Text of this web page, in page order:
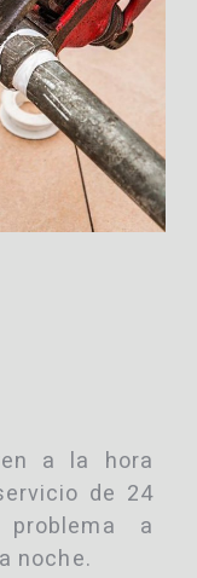
a la hora
de 24
a
noche.